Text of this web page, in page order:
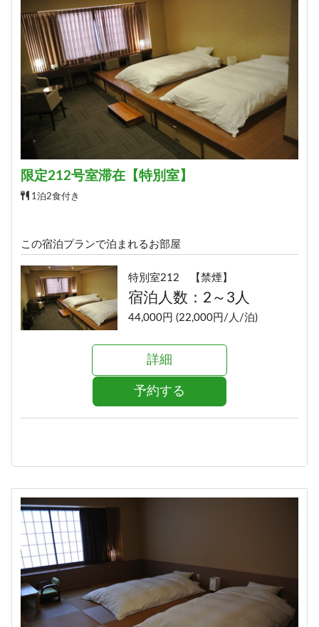
限定212号室滞在【特別室】
1泊2食付き
この宿泊プランで泊まれるお部屋
特別室212 【禁煙】
宿泊人数：2～3人
44,000円 (22,000円/人/泊)
詳細
予約する